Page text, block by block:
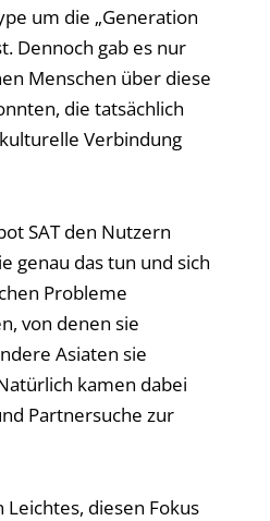
um die „Generation
Dennoch gab es nur
Menschen über diese
die tatsächlich
Verbindung
SAT den Nutzern
genau das tun und sich
Probleme
von denen sie
Asiaten sie
kamen dabei
Partnersuche zur
Leichtes, diesen Fokus